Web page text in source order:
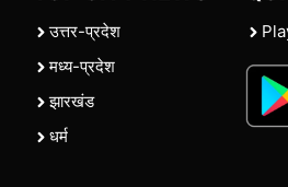
उत्तर-प्रदेश
मध्य-प्रदेश
झारखंड
धर्म